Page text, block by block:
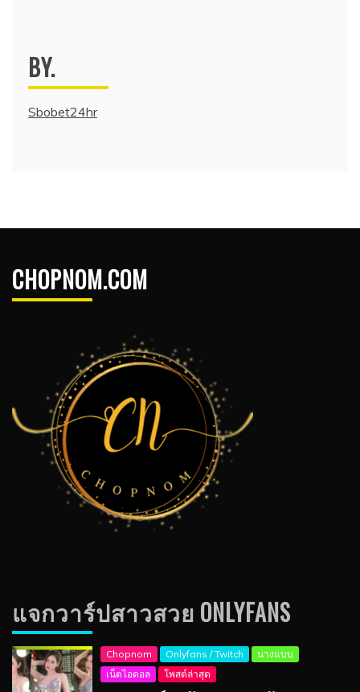
BY.
Sbobet24hr
CHOPNOM.COM
แจกวาร์ปสาวสวย ONLYFANS
Chopnom Onlyfans / Twitch
นางแบบ
เน็ตไอดอล
โพสต์ล่าสุด